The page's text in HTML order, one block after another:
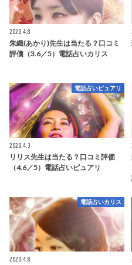
2020.4.8
朱織(あかり)先生は当たる？口コミ
評価（3.6／5）電話占いカリス
電話占いピュアリ
2020.4.3
リリス先生は当たる？口コミ評価
（4.6／5）電話占いピュアリ
電話占いカリス
2020.4.8